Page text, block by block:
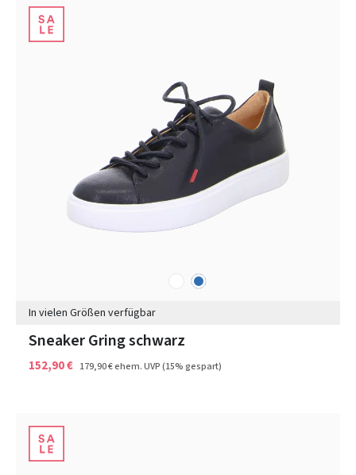
weißblau
In vielen Größen verfügbar
Sneaker Gring schwarz
152,90 € 179,90 €ehem. UVP(15% gespart)